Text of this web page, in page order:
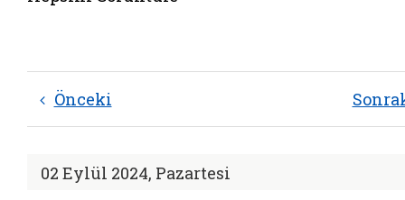
Önceki
02 Eylül 2024, Pazartesi